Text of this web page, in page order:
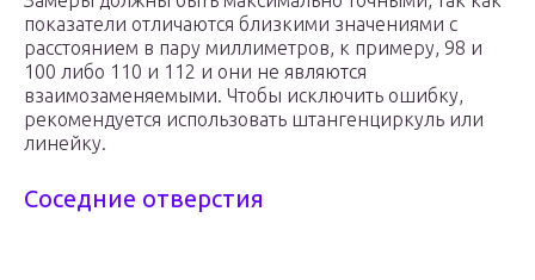
показатели отличаются близкими значениями с
расстоянием в пару миллиметров, к примеру, 98 и
100 либо 110 и 112 и они не являются
взаимозаменяемыми. Чтобы исключить ошибку,
рекомендуется использовать штангенциркуль или
линейку.
Соседние отверстия